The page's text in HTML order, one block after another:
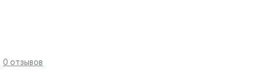
0 отзывов